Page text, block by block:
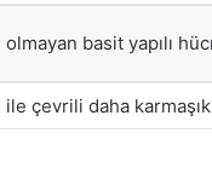
olmayan basit yapılı
ile çevrili daha